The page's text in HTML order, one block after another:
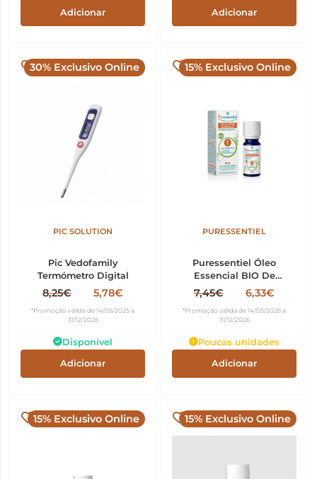
Adicionar Adicionar
30% Exclusivo Online
PIC SOLUTION
Pic Vedofamily
Termómetro Digital
8,25€ 5,78€
*Promoção válida de 14/05/2025 a
31/12/2026
Disponível
Adicionar
15% Exclusivo Online
PURESSENTIEL
Puressentiel Óleo
Essencial BIO De
Eucalipto Globulus 10ml
7,45€ 6,33€
*Promoção válida de 14/05/2026 a
31/12/2026
Poucas unidades
Adicionar
15% Exclusivo Online 15% Exclusivo Online